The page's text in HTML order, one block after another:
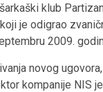
klub
je odigrao
2009.
novog
kompanije NIS